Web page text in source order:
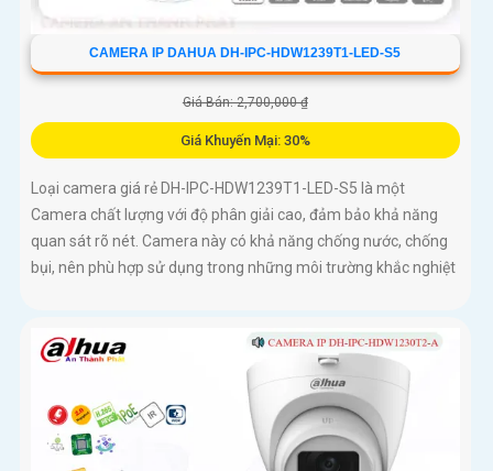
CAMERA IP DAHUA DH-IPC-HDW1239T1-LED-S5
Giá Bán: 2,700,000 ₫
Giá Khuyến Mại: 30%
Loại camera giá rẻ DH-IPC-HDW1239T1-LED-S5 là một
Camera chất lượng với độ phân giải cao, đảm bảo khả năng
quan sát rõ nét. Camera này có khả năng chống nước, chống
bụi, nên phù hợp sử dụng trong những môi trường khắc nghiệt